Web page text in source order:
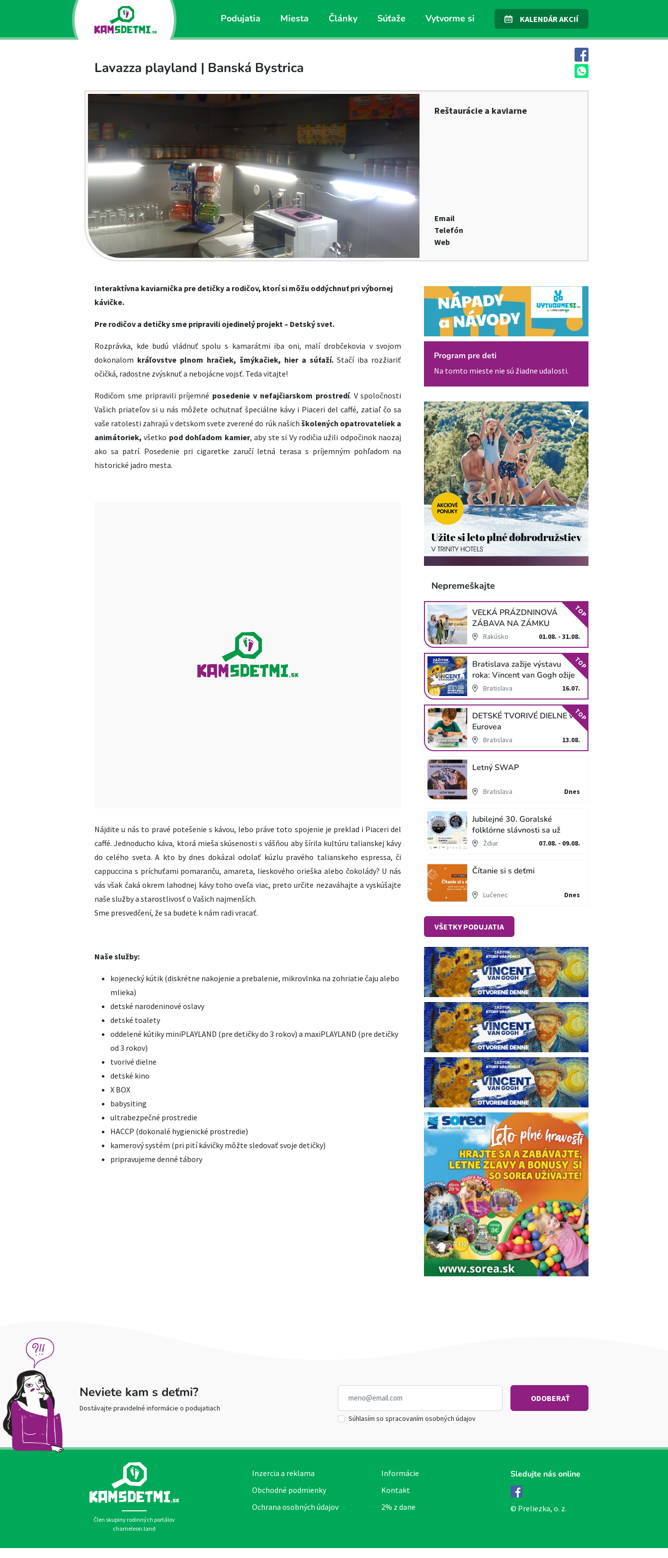
Podujatia Miesta Články Súťaže Vytvorme si KALENDÁR AKCIÍ
Lavazza playland | Banská Bystrica
Reštaurácie a kaviarne
Email
Telefón
Web
Interaktívna kaviarnička pre detičky a rodičov, ktorí si môžu oddýchnuť pri výbornej
kávičke.
Pre rodičov a detičky sme pripravili ojedinelý projekt – Detský svet.
Rozprávka, kde budú vládnuť spolu s kamarátmi iba oni, malí drobčekovia v svojom
dokonalom kráľovstve plnom hračiek, šmýkačiek, hier a súťaží.Stačí iba rozžiariť
očičká, radostne zvýsknuť a nebojácne vojsť. Teda vitajte!
Rodičom sme pripravili príjemné posedenie v nefajčiarskom prostredí. V spoločnosti
Vašich priateľov si u nás môžete ochutnať špeciálne kávy i Piaceri del caffé, zatiaľ čo sa
vaše ratolesti zahrajú v detskom svete zverené do rúk našich školených opatrovateliek a
animátoriek, všetko pod dohľadom kamier, aby ste si Vy rodičia užili odpočinok naozaj
ako sa patrí. Posedenie pri cigaretke zaručí letná terasa s príjemným pohľadom na
historické jadro mesta.
Nájdite u nás to pravé potešenie s kávou, lebo práve toto spojenie je preklad i Piaceri del
caffé. Jednoducho káva, ktorá mieša skúsenosti s vášňou aby šírila kultúru talianskej kávy
do celého sveta. A kto by dnes dokázal odolať kúzlu pravého talianskeho espressa, či
cappuccina s príchuťami pomaranču, amareta, lieskového orieška alebo čokolády? U nás
vás však čaká okrem lahodnej kávy toho oveľa viac, preto určite nezaváhajte a vyskúšajte
naše služby a starostlivosť o Vašich najmenších.
Sme presvedčení, že sa budete k nám radi vracať.
Naše služby:
kojenecký kútik (diskrétne nakojenie a prebalenie, mikrovlnka na zohriatie čaju alebo
mlieka)
detské narodeninové oslavy
detské toalety
oddelené kútiky miniPLAYLAND (pre detičky do 3 rokov) a maxiPLAYLAND (pre detičky
od 3 rokov)
tvorivé dielne
detské kino
X BOX
babysiting
ultrabezpečné prostredie
HACCP (dokonalé hygienické prostredie)
kamerový systém (pri pití kávičky môžte sledovať svoje detičky)
pripravujeme denné tábory
Program pre deti
Na tomto mieste nie sú žiadne udalosti.
Nepremeškajte
VEĽKÁ PRÁZDNINOVÁ
ZÁBAVA NA ZÁMKU
SCHLOSS HOF
Rakúsko 01.08. - 31.08.
TOP
Bratislava zažije výstavu
roka: Vincent van Gogh ožije
v unikátnej imerzívnej šou!
Bratislava 16.07.
TOP
DETSKÉ TVORIVÉ DIELNE v
Eurovea
Bratislava 13.08.
TOP
Letný SWAP
Bratislava Dnes
Jubilejné 30. Goralské
folklórne slávnosti sa už
blížiaŽdiar 07.08. - 09.08.
Čítanie si s deťmi
Lučenec Dnes
VŠETKY PODUJATIA
Neviete kam s deťmi?
Dostávajte pravidelné informácie o podujatiach
Súhlasím so spracovaním osobných údajov
Člen skupiny rodinných portálov
chameleon.land
Inzercia a reklama
Obchodné podmienky
Ochrana osobných údajov
Informácie
Kontakt
2% z dane
Sledujte nás online
© Preliezka, o. z.